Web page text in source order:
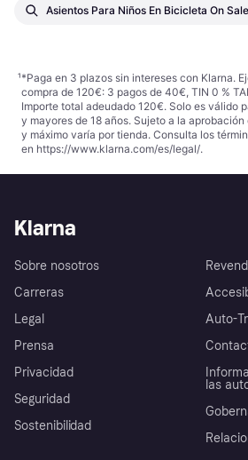
Asientos Para Niños En Bicicleta On Sale
¹*Paga en 3 plazos sin intereses con Klarna.
compra de 120€: 3 pagos de 40€, TIN 0 %
Importe total adeudado 120€. Solo es válido
y mayores de 18 años. Sujeto a la
y máximo varía por tienda. Consulta los
en https://www.klarna.com/es/legal/.
Klarna
Sobre nosotros
Carreras
Legal
Prensa
Privacidad
Seguridad
Sostenibilidad
Auto-
las